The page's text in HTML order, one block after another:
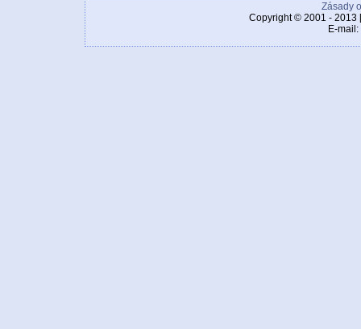
Zásady
Copyright © 2001 - 2013
E-mail: